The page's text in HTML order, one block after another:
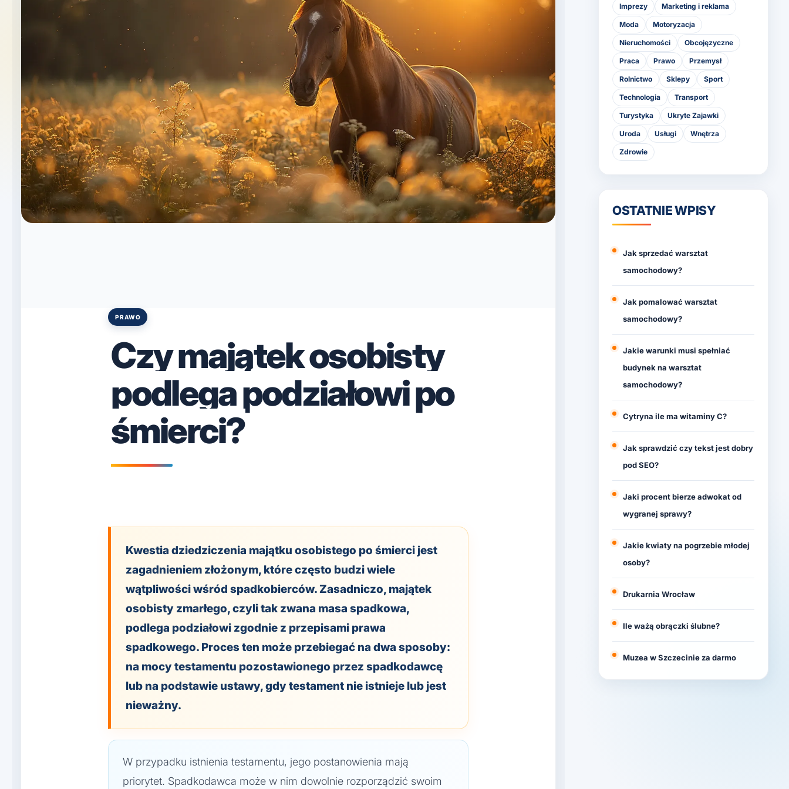
Posted
PRAWO
Czy majątek osobisty
podlega podziałowi po
śmierci?
Kwestia dziedziczenia majątku osobistego po śmierci jest
zagadnieniem złożonym, które często budzi wiele
wątpliwości wśród spadkobierców. Zasadniczo, majątek
osobisty zmarłego, czyli tak zwana masa spadkowa,
podlega podziałowi zgodnie z przepisami prawa
spadkowego. Proces ten może przebiegać na dwa sposoby:
na mocy testamentu pozostawionego przez spadkodawcę
lub na podstawie ustawy, gdy testament nie istnieje lub jest
nieważny.
W przypadku istnienia testamentu, jego postanowienia mają
priorytet. Spadkodawca może w nim dowolnie rozporządzić swoim
Imprezy Marketing i reklama
Moda Motoryzacja
Nieruchomości Obcojęzyczne
Praca Prawo Przemysł
Rolnictwo Sklepy Sport
Technologia Transport
Turystyka Ukryte Zajawki
Uroda Usługi Wnętrza
Zdrowie
OSTATNIE WPISY
Jak sprzedać warsztat
samochodowy?
Jak pomalować warsztat
samochodowy?
Jakie warunki musi spełniać
budynek na warsztat
samochodowy?
Cytryna ile ma witaminy C?
Jak sprawdzić czy tekst jest dobry
pod SEO?
Jaki procent bierze adwokat od
wygranej sprawy?
Jakie kwiaty na pogrzebie młodej
osoby?
Drukarnia Wrocław
Ile ważą obrączki ślubne?
Muzea w Szczecinie za darmo